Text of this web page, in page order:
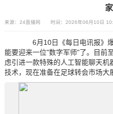
来源：24直播网 时间：2026年06月10日
6月10日《每日电讯报》
能要迎来一位"数字军师"了。目前
虑引进一款特殊的人工智能聊天
技术，现在准备在足球转会市场大